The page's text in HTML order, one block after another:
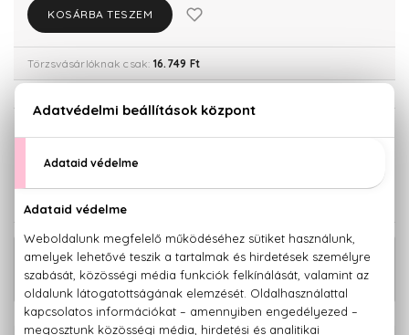
KOSÁRBA TESZEM
Törzsvásárlóknak csak: 16.749 Ft
KISZERELÉS KIVÁLASZTÁSA
Brit For Her Eau De Parfum
30.520 Ft -
tól